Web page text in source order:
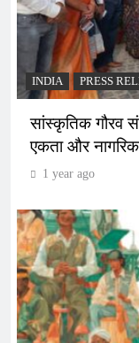
INDIA PRESS
सांस्कृतिक गौरव
एकता और नागरिक
1 year ago